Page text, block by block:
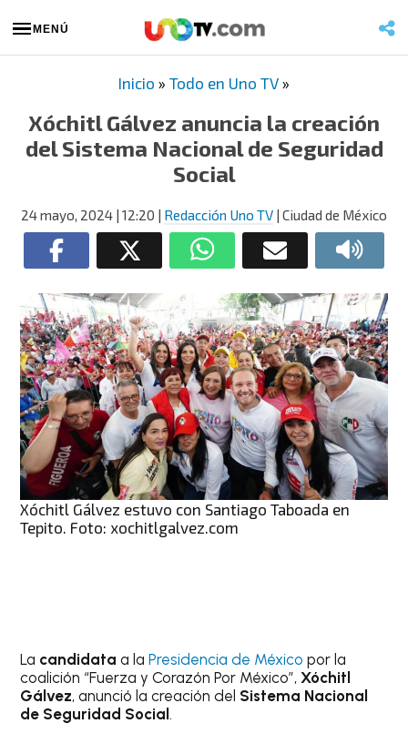
MENÚ
Inicio » Todo en Uno TV »
Xóchitl Gálvez anuncia la creación
del Sistema Nacional de Seguridad
Social
24 mayo, 2024 | 12:20 | Redacción Uno TV | Ciudad de México
Xóchitl Gálvez estuvo con Santiago Taboada en
Tepito. Foto: xochitlgalvez.com
La candidataa laPresidencia de México por la
coalición “Fuerza y Corazón Por México”,Xóchitl
Gálvez, anunció la creación del Sistema Nacional
de Seguridad Social.